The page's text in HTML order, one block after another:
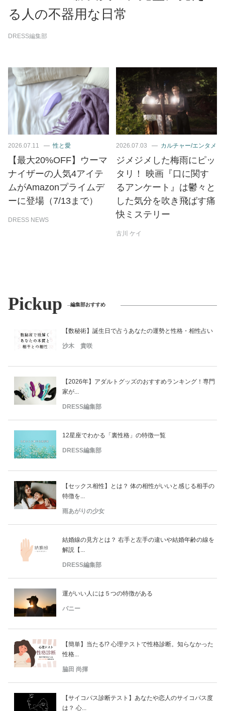
る人の不器用な日常
DRESS編集部
2026.07.11 性と愛
【最大20%OFF】ウーマ
ナイザーの人気4アイテ
ムがAmazonプライムデ
ーに登場（7/13まで）
DRESS NEWS
2026.07.03 カルチャー/エンタメ
ジメジメした梅雨にピッ
タリ！ 映画『口に関す
るアンケート』は鬱々と
した気分を吹き飛ばす痛
快ミステリー
古川 ケイ
Pickup 編集部おすすめ
【数秘術】誕生日で占うあなたの運勢と性格・相性占い
沙木 貴咲
【2026年】アダルトグッズのおすすめランキング！専門
家が...
DRESS編集部
12星座でわかる「裏性格」の特徴一覧
DRESS編集部
【セックス相性】とは？ 体の相性がいいと感じる相手の
特徴を...
雨あがりの少女
結婚線の見方とは？ 右手と左手の違いや結婚年齢の線を
解説【...
DRESS編集部
運がいい人には５つの特徴がある
バニー
【簡単】当たる!? 心理テストで性格診断。知らなかった
性格...
脇田 尚揮
【サイコパス診断テスト】あなたや恋人のサイコパス度
は？ 心...